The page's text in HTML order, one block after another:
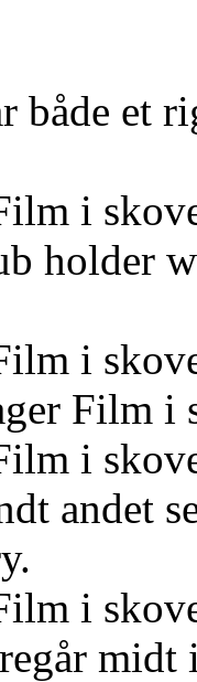
både et
i
holder
i
Film i
i
andet
i
midt